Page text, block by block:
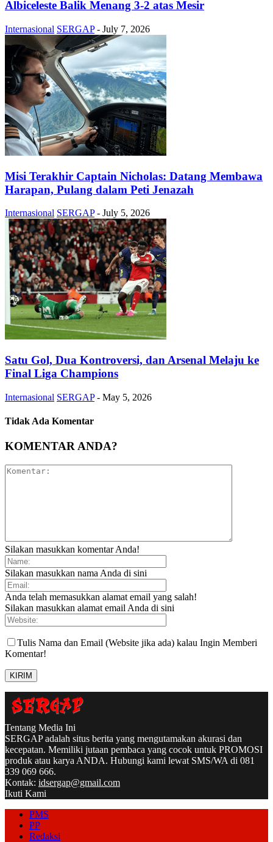
Albiceleste Balik Menang 3-2 atas Mesir
Internasional SERGAP - July 7, 2026
Misi Terakhir Captain Nicholas: Datang Membawa
Harapan, Pulang dalam Peti Jenazah
Internasional SERGAP - July 5, 2026
Satu Gol, Dua Kontroversi, dan Arsenal Melaju ke
Final Liga Champions
Internasional SERGAP - May 5, 2026
Tidak Ada Komentar
KOMENTAR ANDA?
Silakan masukkan komentar Anda!
Silakan masukkan nama Anda di sini
Anda telah memasukkan alamat email yang salah!
Silakan masukkan alamat email Anda di sini
Tulis Nama dan Email (Website jika ada) kalau Ingin Memberi
Komentar!
Tentang Media Ini
SERGAP adalah situs berita yang mengutamakan akurasi dan
kecepatan. Memiliki jutaan pembaca yang cocok untuk PROMOSI
produk atau karya ANDA. Hubungi kami lewat SMS/WA di 081
339 069 666.
Kontak: idsergap@gmail.com
Ikuti Kami
PMS
PP
Redaksi